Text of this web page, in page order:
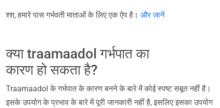
श्श, हमारे पास गर्भवती माताओं के लिए एक ऐप है। और जानें
क्या traamaadol गर्भपात का
कारण हो सकता है?
Traamaadol के गर्भपात के कारण बनने के बारे में कोई स्पष्ट सबूत नहीं है।
इसके उपयोग के प्रभाव के बारे में पूरी जानकारी नहीं है, इसलिए इसका उपयोग